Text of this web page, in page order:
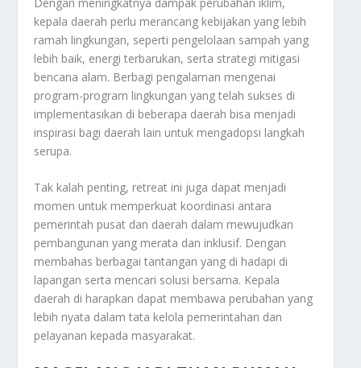
kepala daerah perlu merancang kebijakan yang lebih
ramah lingkungan, seperti pengelolaan sampah yang
lebih baik, energi terbarukan, serta strategi mitigasi
bencana alam. Berbagi pengalaman mengenai
program-program lingkungan yang telah sukses di
implementasikan di beberapa daerah bisa menjadi
inspirasi bagi daerah lain untuk mengadopsi langkah
serupa.
Tak kalah penting, retreat ini juga dapat menjadi
momen untuk memperkuat koordinasi antara
pemerintah pusat dan daerah dalam mewujudkan
pembangunan yang merata dan inklusif. Dengan
membahas berbagai tantangan yang di hadapi di
lapangan serta mencari solusi bersama. Kepala
daerah di harapkan dapat membawa perubahan yang
lebih nyata dalam tata kelola pemerintahan dan
pelayanan kepada masyarakat.